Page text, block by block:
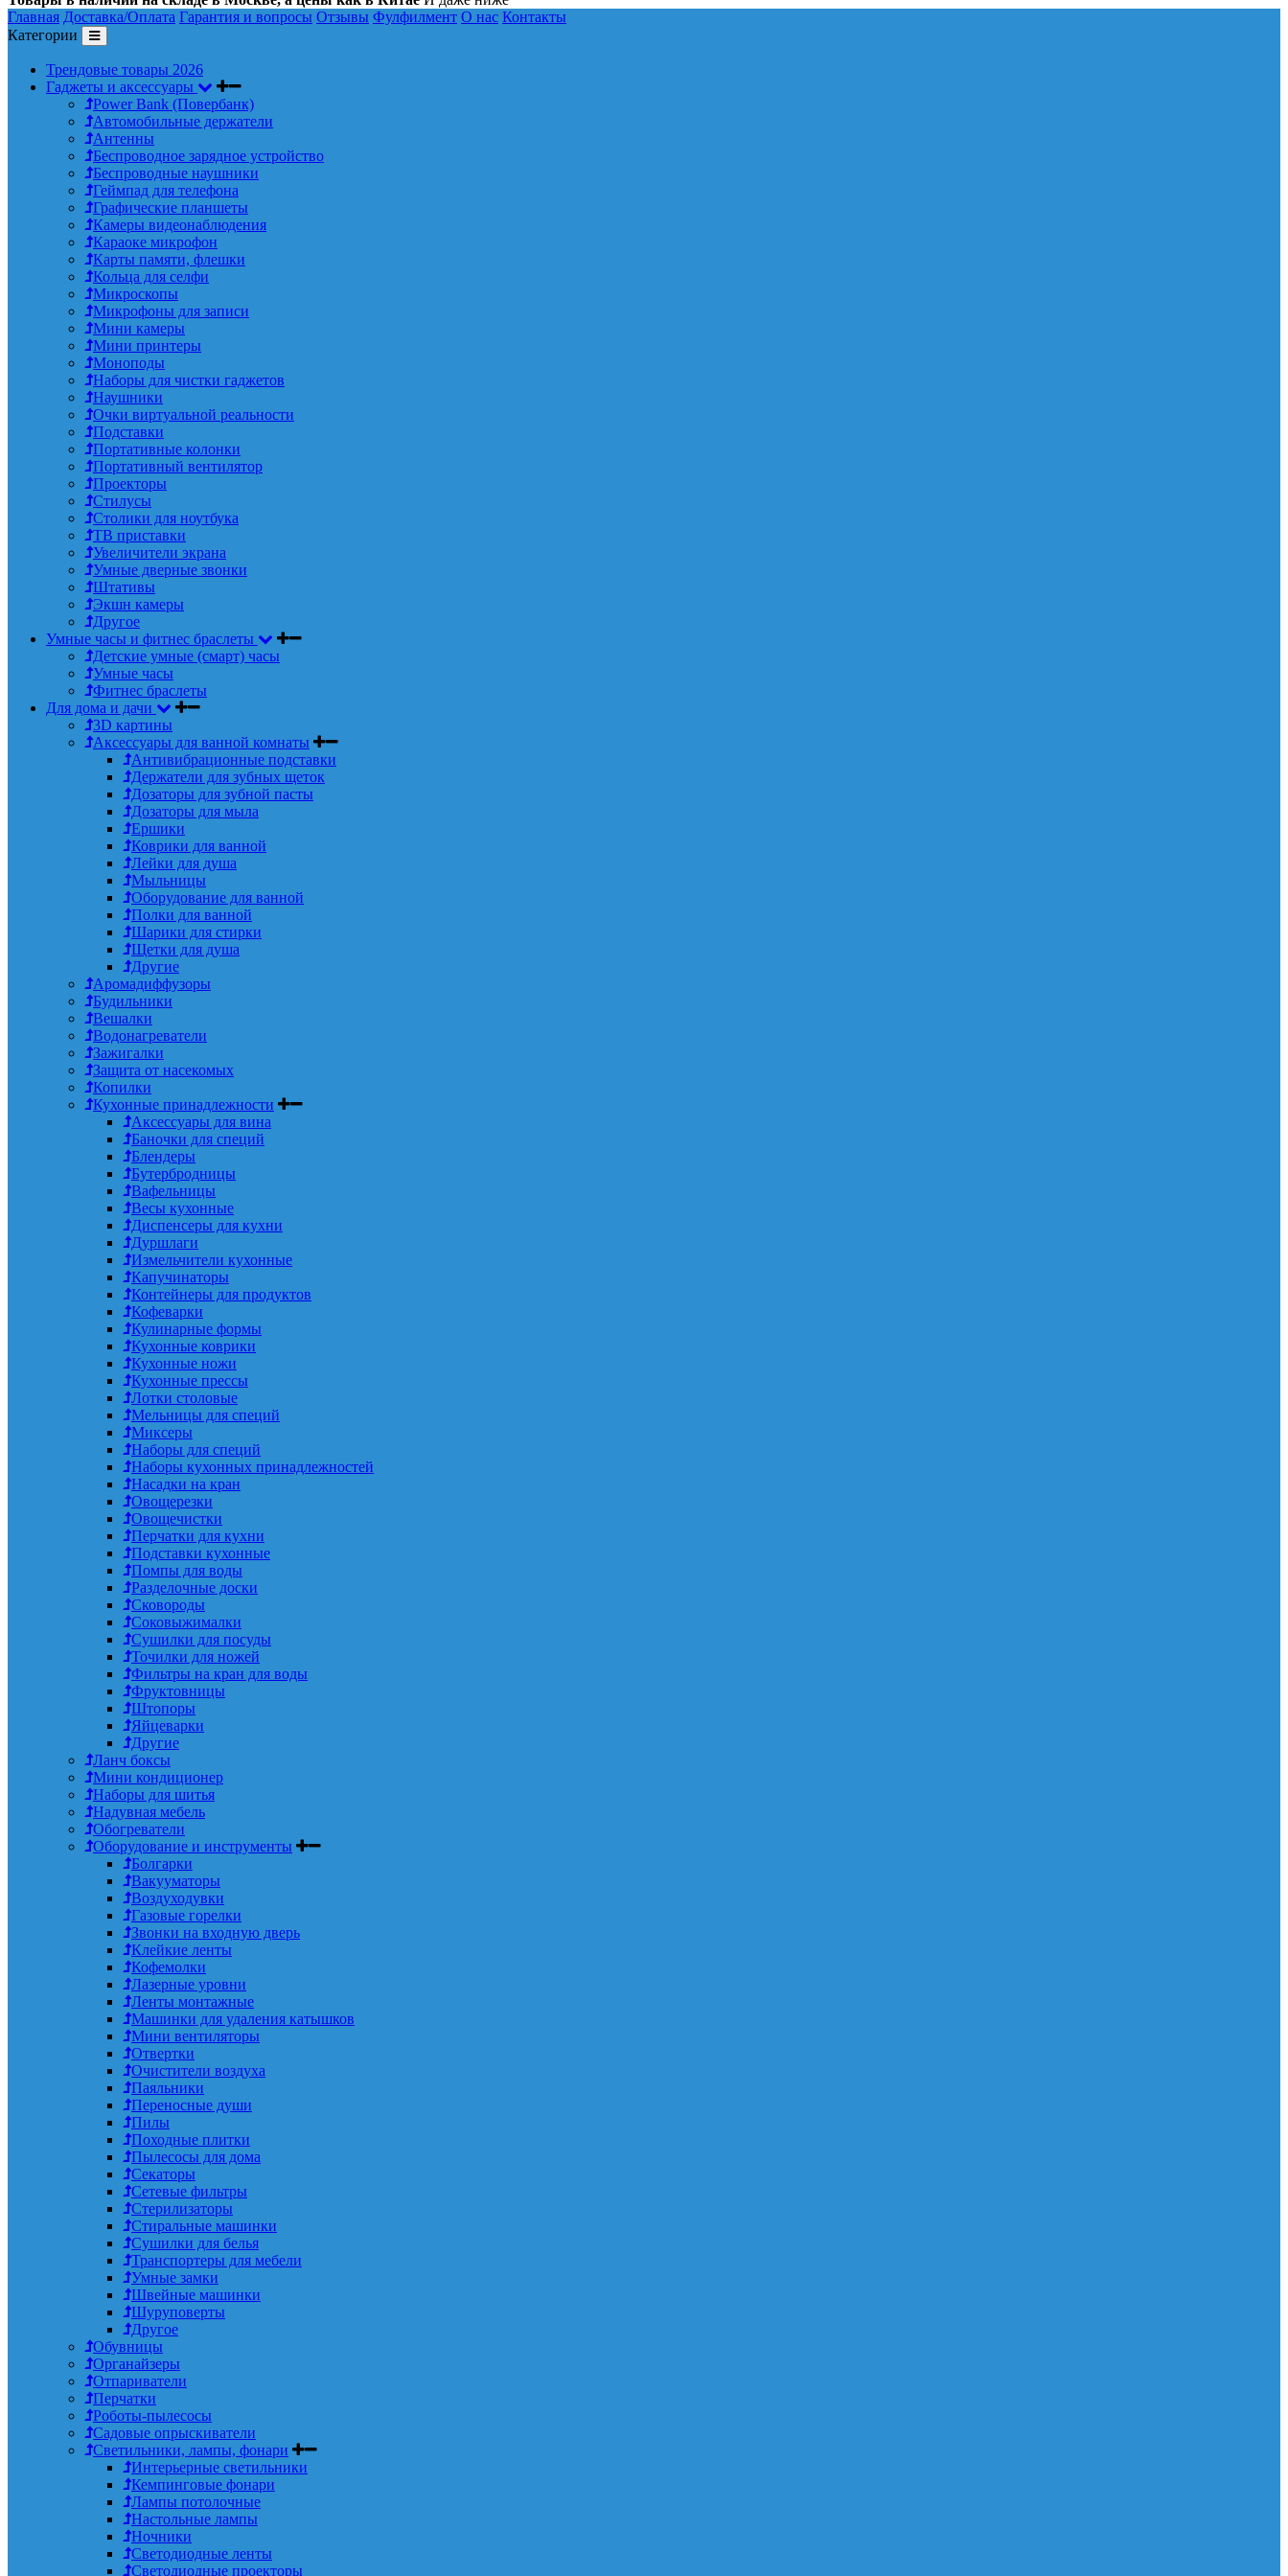
Главная Доставка/Оплата Гарантия и вопросы Отзывы Фулфилмент О нас Контакты
Категории
Трендовые товары 2026
Гаджеты и аксессуары
Power Bank (Повербанк)
Автомобильные держатели
Антенны
Беспроводное зарядное устройство
Беспроводные наушники
Геймпад для телефона
Графические планшеты
Камеры видеонаблюдения
Караоке микрофон
Карты памяти, флешки
Кольца для селфи
Микроскопы
Микрофоны для записи
Мини камеры
Мини принтеры
Моноподы
Наборы для чистки гаджетов
Наушники
Очки виртуальной реальности
Подставки
Портативные колонки
Портативный вентилятор
Проекторы
Стилусы
Столики для ноутбука
ТВ приставки
Увеличители экрана
Умные дверные звонки
Штативы
Экшн камеры
Другое
Умные часы и фитнес браслеты
Детские умные (смарт) часы
Умные часы
Фитнес браслеты
Для дома и дачи
3D картины
Аксессуары для ванной комнаты
Антивибрационные подставки
Держатели для зубных щеток
Дозаторы для зубной пасты
Дозаторы для мыла
Ершики
Коврики для ванной
Лейки для душа
Мыльницы
Оборудование для ванной
Полки для ванной
Шарики для стирки
Щетки для душа
Другие
Аромадиффузоры
Будильники
Вешалки
Водонагреватели
Зажигалки
Защита от насекомых
Копилки
Кухонные принадлежности
Аксессуары для вина
Баночки для специй
Блендеры
Бутербродницы
Вафельницы
Весы кухонные
Диспенсеры для кухни
Дуршлаги
Измельчители кухонные
Капучинаторы
Контейнеры для продуктов
Кофеварки
Кулинарные формы
Кухонные коврики
Кухонные ножи
Кухонные прессы
Лотки столовые
Мельницы для специй
Миксеры
Наборы для специй
Наборы кухонных принадлежностей
Насадки на кран
Овощерезки
Овощечистки
Перчатки для кухни
Подставки кухонные
Помпы для воды
Разделочные доски
Сковороды
Соковыжималки
Сушилки для посуды
Точилки для ножей
Фильтры на кран для воды
Фруктовницы
Штопоры
Яйцеварки
Другие
Ланч боксы
Мини кондиционер
Наборы для шитья
Надувная мебель
Обогреватели
Оборудование и инструменты
Болгарки
Вакууматоры
Воздуходувки
Газовые горелки
Звонки на входную дверь
Клейкие ленты
Кофемолки
Лазерные уровни
Ленты монтажные
Машинки для удаления катышков
Мини вентиляторы
Отвертки
Очистители воздуха
Паяльники
Переносные души
Пилы
Походные плитки
Пылесосы для дома
Секаторы
Сетевые фильтры
Стерилизаторы
Стиральные машинки
Сушилки для белья
Транспортеры для мебели
Умные замки
Швейные машинки
Шуруповерты
Другое
Обувницы
Органайзеры
Отпариватели
Перчатки
Роботы-пылесосы
Садовые опрыскиватели
Светильники, лампы, фонари
Интерьерные светильники
Кемпинговые фонари
Лампы потолочные
Настольные лампы
Ночники
Светодиодные ленты
Светодиодные проекторы